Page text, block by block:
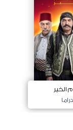
الخير
دراما